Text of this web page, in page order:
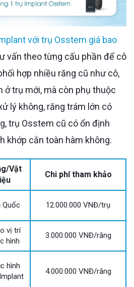
với trụ Osstem giá bao
vấn theo từng cấu phần để cô
hợp nhiều răng cũ như cô,
ở trụ mới, mà còn phụ thuộc
lý không, răng trám lớn có
trụ Osstem cũ có ổn định
khớp cắn toàn hàm không.
Vật
Chi phí tham khảo
Quốc 12.000.000 VNĐ/trụ
vị trí
hình
3.000.000 VNĐ/răng
hình
4.000.000 VNĐ/răng